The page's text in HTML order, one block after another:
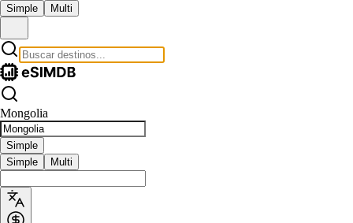
Simple Multi
Mongolia
Simple
Simple
Multi